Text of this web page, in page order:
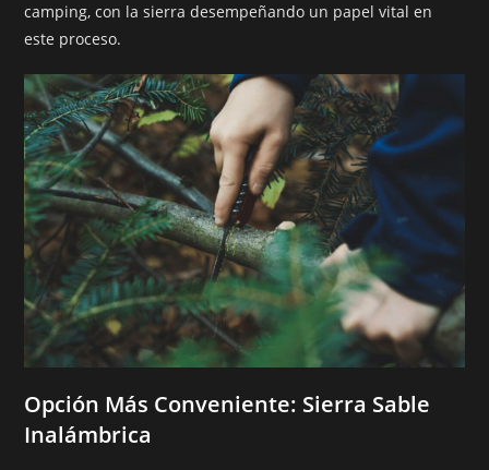
camping, con la sierra desempeñando un papel vital en
este proceso.
Opción Más Conveniente: Sierra Sable
Inalámbrica